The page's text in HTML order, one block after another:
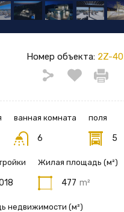
Номер объекта:2Z-40
ванная комната
6
поля
5
Жилая площадь (м²)
477 m²
недвижимости (м²)